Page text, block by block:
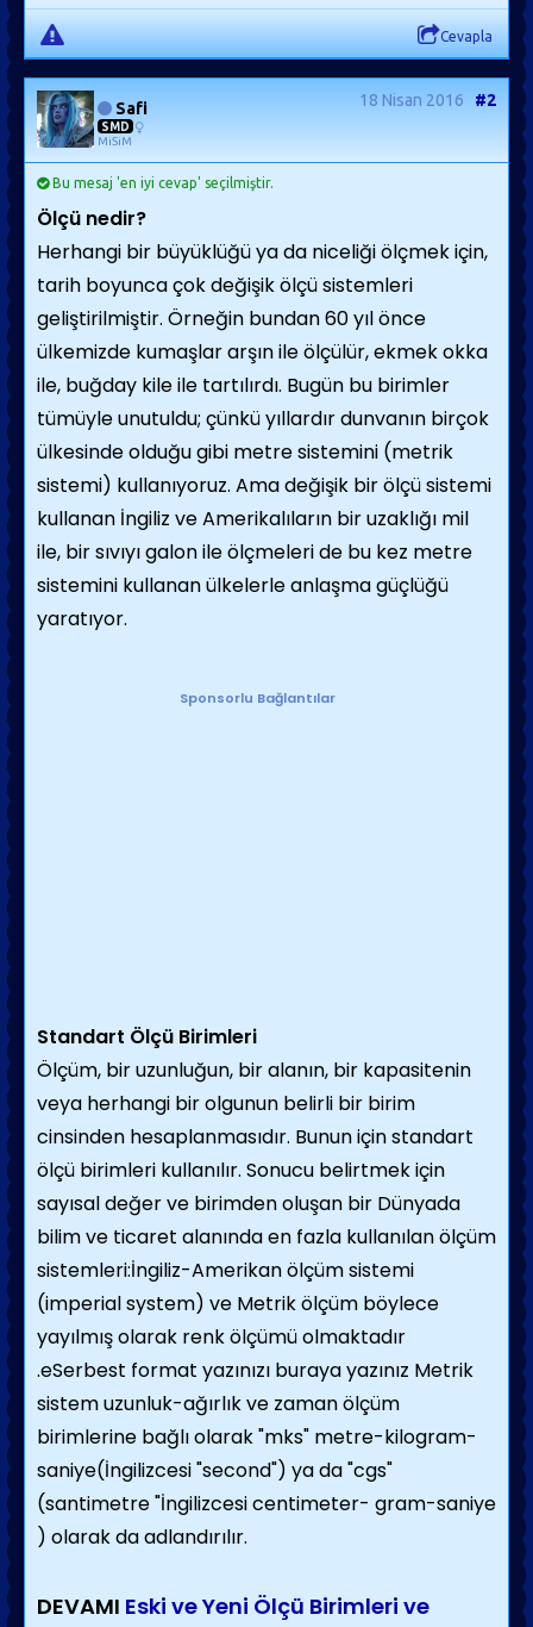
Cevapla
Safi
SMD
MiSiM
18 Nisan 2016 #2
Bu mesaj 'en iyi cevap' seçilmiştir.
Ölçü nedir?
Herhangi bir büyüklüğü ya da niceliği ölçmek için,
tarih boyunca çok değişik ölçü sistemleri
geliştirilmiştir. Örneğin bundan 60 yıl önce
ülkemizde kumaşlar arşın ile ölçülür, ekmek okka
ile, buğday kile ile tartılırdı. Bugün bu birimler
tümüyle unutul­du; çünkü yıllardır dunvanın birçok
ülkesinde olduğu gibi metre sistemini (metrik
sistemi) kullanıyoruz. Ama değişik bir ölçü sistemi
kullanan İngiliz ve Amerikalıların bir uzaklı­ğı mil
ile, bir sıvıyı galon ile ölçmeleri de bu kez metre
sistemini kullanan ülkelerle anlaş­ma güçlüğü
yaratıyor.
Sponsorlu Bağlantılar
Standart Ölçü Birimleri
Ölçüm, bir uzunluğun, bir alanın, bir kapasitenin
veya herhangi bir olgunun belirli bir birim
cinsinden hesaplanmasıdır. Bunun için standart
ölçü birimleri kullanılır. Sonucu belirtmek için
sayısal değer ve birimden oluşan bir Dünyada
bilim ve ticaret alanında en fazla kullanılan ölçüm
sistemleri:İngiliz-Amerikan ölçüm sistemi
(imperial system) ve Metrik ölçüm böylece
yayılmış olarak renk ölçümü olmaktadır
.eSerbest format yazınızı buraya yazınız Metrik
sistem uzunluk-ağırlık ve zaman ölçüm
birimlerine bağlı olarak "mks" metre-kilogram-
saniye(İngilizcesi "second") ya da "cgs"
(santimetre "İngilizcesi centimeter- gram-saniye
) olarak da adlandırılır.
DEVAMI Eski ve Yeni Ölçü Birimleri ve